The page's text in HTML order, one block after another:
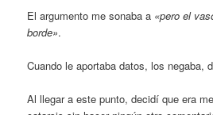
El argumento me sonaba a «pero el
borde».
Cuando le aportaba datos, los negaba,
Al llegar a este punto, decidí que era